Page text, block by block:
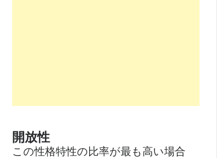
開放性
この性格特性の比率が最も高い場合